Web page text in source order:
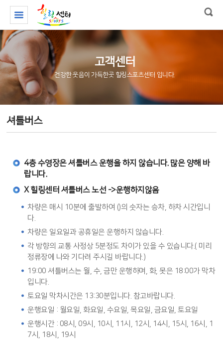
고객센터
건강한 웃음이 가득한곳 힐링스포츠센터 입니다.
셔틀버스
4층 수영장은 셔틀버스 운행을 하지 않습니다. 많은 양해 바
랍니다.
X 힐링센터 셔틀버스 노선 ->운행하지않음
차량은 매시 10분에 출발하여 ()의 숫자는 승차, 하차 시간입니
다.
차량은 일요일과 공휴일은 운행하지 않습니다.
각 방향의 교통 사정상 5분정도 차이가 있을 수 있습니다.( 미리
정류장에 나와 기다려 주시길 바랍니다.)
19:00 셔틀버스는 월, 수, 금만 운행하며, 화, 못은 18:00가 막차
입니다.
토요일 막차시간은 13:30분입니다. 참고바랍니다.
운행요일 : 월요일, 화요일, 수요일, 목요일, 금요일, 토요일
운행시간 : 08시, 09시, 10시, 11시, 12시, 14시, 15시, 16시, 1
7시, 18시, 19시